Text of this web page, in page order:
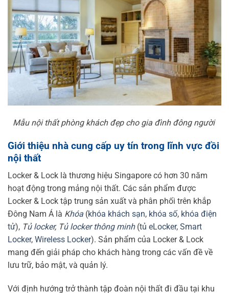
Mẫu nội thất phòng khách đẹp cho gia đình đông người
Giới thiệu nhà cung cấp uy tín trong lĩnh vực đồi
nội thất
Locker & Lock là thương hiệu Singapore có hơn 30 năm
hoạt động trong mảng nội thất. Các sản phẩm được
Locker & Lock tập trung sản xuất và phân phối trên khắp
Đông Nam Á là Khóa (khóa khách sạn, khóa số, khóa điện
tử), Tủ locker, Tủ locker thông minh(tủ eLocker, Smart
Locker, Wireless Locker). Sản phẩm của Locker & Lock
mang đến giải pháp cho khách hàng trong các vấn đề về
lưu trữ, bảo mật, và quản lý.
Với định hướng trở thành tập đoàn nội thất đi đầu tại khu